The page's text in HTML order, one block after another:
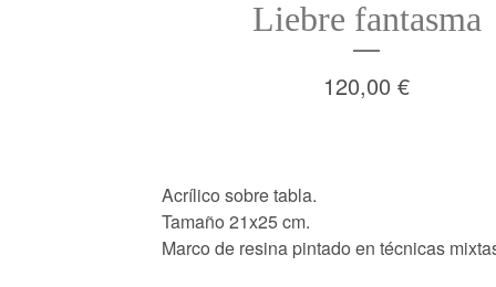
Liebre fantasma
120,00 €
Acrílico sobre tabla.
Tamaño 21x25 cm.
Marco de resina pintado en técnicas